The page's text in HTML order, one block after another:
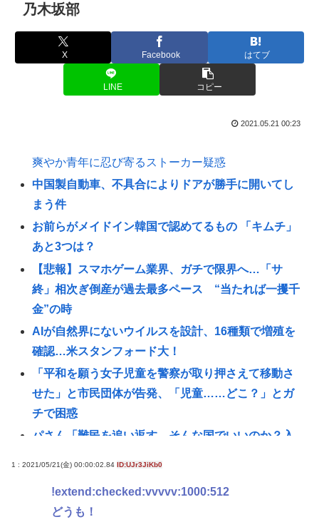
乃木坂部
X Facebook はてブ
LINE コピー
2021.05.21 00:23
爽やか青年に忍び寄るストーカー疑惑
中国製自動車、不具合によりドアが勝手に開いてし
まう件
お前らがメイドイン韓国で認めてるもの 「キムチ」
あと3つは？
【悲報】スマホゲーム業界、ガチで限界へ…「サ
終」相次ぎ倒産が過去最多ペース “当たれば一攫千
金”の時
AIが自然界にないウイルスを設計、16種類で増殖を
確認…米スタンフォード大！
「平和を願う女子児童を警察が取り押さえて移動さ
せた」と市民団体が告発、「児童……どこ？」とガ
チで困惑
パさん「難民を追い返す。そんな国でいいのか？入
様www
1 : 2021/05/21(金) 00:00:02.84 ID:UJr3JiKb0
!extend:checked:vvvvv:1000:512
どうも！